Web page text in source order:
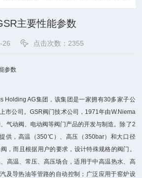
主要性能参数
26 点击次数：2355
参数
AG集团，该集团是一家拥有30多家子公
市公司。GSR阀门技术公司，1971年由W.Niema
气动阀、电动阀等阀门产品的开发与制造。除了2
供，高温（350℃）、高压（350bar）和大口径
，而且根据用户的要求，设计特殊规格的阀门。
高温、常压、高压场合，适用于中高温热水、高
及导热油等管路的自动控制；广泛应用于窑炉设